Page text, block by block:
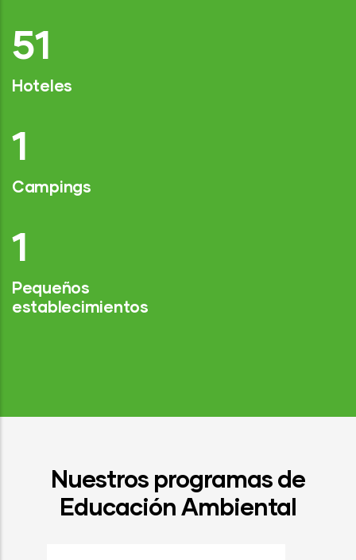
75
Hoteles
2
Campings
1
Pequeños
establecimientos
Nuestros programas de
Educación Ambiental